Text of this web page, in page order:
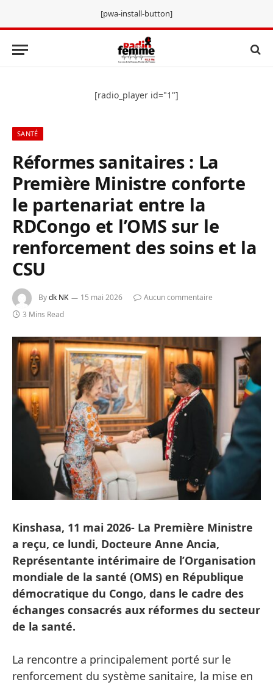
[pwa-install-button]
[radio_player id="1"]
SANTÉ
Réformes sanitaires : La
Première Ministre conforte
le partenariat entre la
RDCongo et l’OMS sur le
renforcement des soins et la
CSU
Bydk NK 15 mai 2026
Aucun commentaire
3 Mins Read
Kinshasa, 11 mai 2026- La Première Ministre
a reçu, ce lundi, Docteure Anne Ancia,
Représentante intérimaire de l’Organisation
mondiale de la santé (OMS) en République
démocratique du Congo, dans le cadre des
échanges consacrés aux réformes du secteur
de la santé.
La rencontre a principalement porté sur le
renforcement du système sanitaire, la mise en